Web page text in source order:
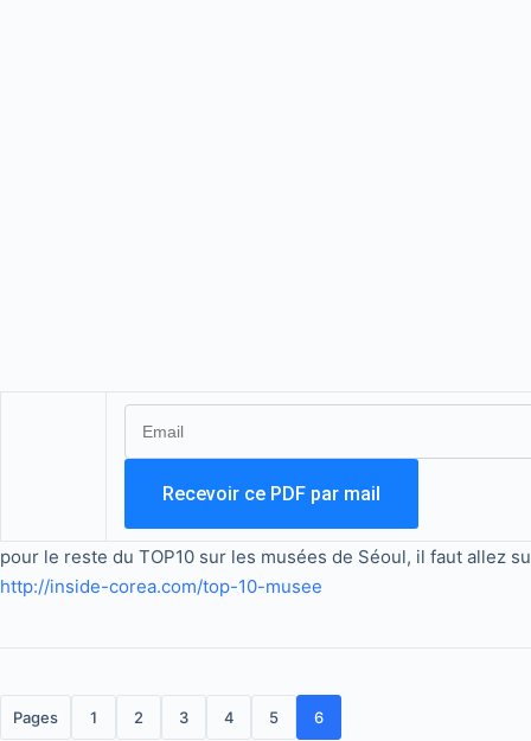
pour le reste du TOP10 sur les musées de Séoul, il faut allez
http://inside-corea.com/top-10-musee
Pages 1 2 3 4 5 6